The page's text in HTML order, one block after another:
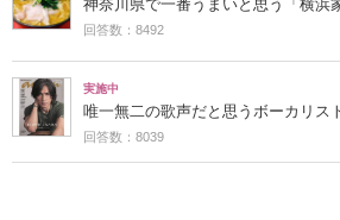
神奈川県で一番うまいと思う「横浜
回答数：8492
実施中
唯一無二の歌声だと思うボーカリス
回答数：8039